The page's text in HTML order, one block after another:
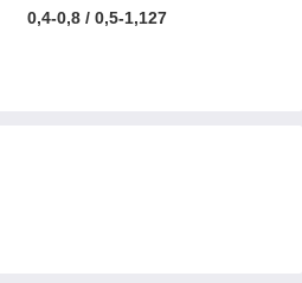
0,4-0,8 / 0,5-1,127